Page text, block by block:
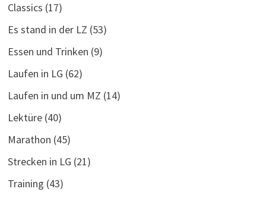
Classics (17)
Es stand in der LZ (53)
Essen und Trinken (9)
Laufen in LG (62)
Laufen in und um MZ (14)
Lektüre(40)
Marathon (45)
Strecken in LG (21)
Training (43)